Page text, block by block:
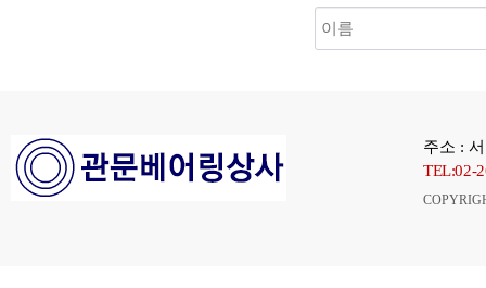
주소 :
TEL:02-